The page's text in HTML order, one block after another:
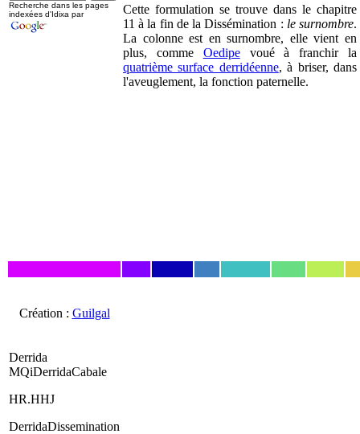
Cette formulation se trouve dans le chapitre
11 à la fin de la Dissémination : le surnombre.
La colonne est en surnombre, elle vient en
plus, comme Oedipevoué à franchir la
quatrième surface derridéenne, à briser, dans
l'aveuglement, la fonction paternelle.
Recherche dans les pages
indexées d'Idixa par
Création : Guilgal
Derrida
MQiDerridaCabale
HR.HHJ
DerridaDissemination